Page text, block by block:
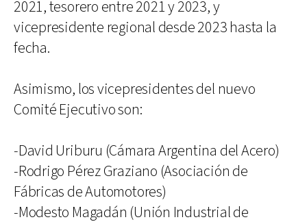
2021, tesorero entre 2021 y 2023, y
vicepresidente regional desde 2023 hasta la
fecha.
Asimismo, los vicepresidentes del nuevo
Comité Ejecutivo son:
-David Uriburu (Cámara Argentina del Acero)
-Rodrigo Pérez Graziano (Asociación de
Fábricas de Automotores)
-Modesto Magadán (Unión Industrial de